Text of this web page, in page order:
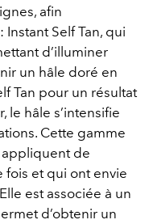
afin
Self Tan, qui
d’illuminer
un hâle doré en
Tan pour un résultat
le hâle s’intensifie
Cette gamme
de
fois et qui ont envie
est associée à un
d’obtenir un